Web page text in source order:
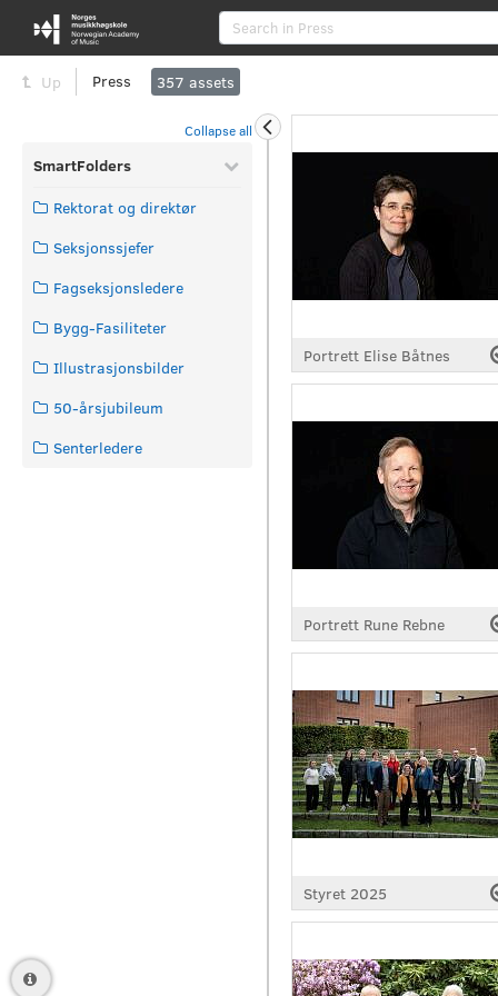
Up Press 357 assets
Collapse all
SmartFolders
Rektorat og direktør
Seksjonssjefer
Fagseksjonsledere
Bygg-Fasiliteter
Illustrasjonsbilder
50-årsjubileum
Senterledere
Portrett Elise Båtnes
Portrett Rune Rebne
Styret 2025